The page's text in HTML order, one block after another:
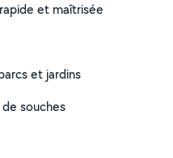
et maîtrisée
et jardins
souches